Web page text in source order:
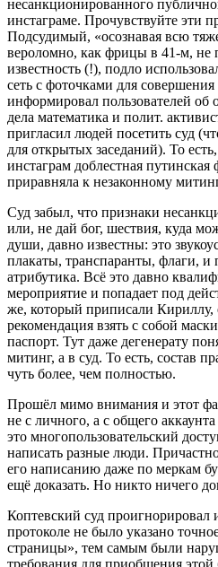
несанкционированного
инстаграме. Прочувствуйте эти
Подсудимый, «осознавая всю
вероломно, как фрицы в 41-м, не
известность (!), подло
сеть с фоточками для
информировал пользователей об
дела математика и полит.
пригласил людей посетить суд
для открытых заседаний). То
инстаграм доблестная путинская
приравняла к незаконному
Суд забыл, что признаки
или, не дай бог, шествия, куда
души, давно известны: это
плакаты, транспаранты, флаги, и
атрибутика. Всё это давно
мероприятие и попадает под
же, который приписали Кириллу,
рекомендация взять с собой
паспорт. Тут даже дегенерату
митинг, а в суд. То есть, состав
чуть более, чем полностью.
Прошёл мимо внимания и этот
не с личного, а с общего
это многопользовательский
написать разные люди.
его написанию даже по меркам
ещё доказать. Но никто ничего
Коптевский суд проигнорировал
протоколе не было указано
страницы», тем самым были
требования для приобщения